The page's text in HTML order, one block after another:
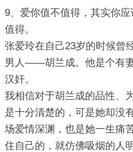
9、爱你值不值得，其实你
值得。
张爱玲在自己23岁的时候曾
男人——胡兰成。他是个有
汉奸。
我相信对于胡兰成的品性、
是十分清楚的，可是她却没
场爱情深渊，也是她一生痛
住自己的，就仿佛吸烟的人